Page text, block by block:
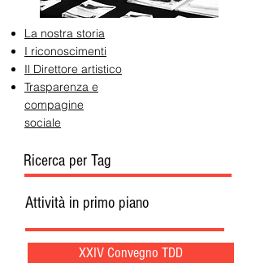
La nostra storia
I riconoscimenti
Il Direttore artistico
Trasparenza e
compagine
sociale
Ricerca per Tag
Attività in primo piano
XXIV Convegno TDD